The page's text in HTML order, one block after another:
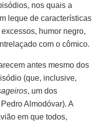
nos quais a
leque de características
humor negro,
com o cômico.
antes mesmo dos
(que, inclusive,
, um dos
Almodóvar). A
em que todos,